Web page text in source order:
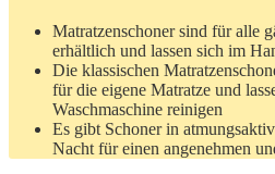
Matratzenschoner sind für alle
erhältlich und lassen sich im
Die klassischen
für die eigene Matratze und
Waschmaschine reinigen
Es gibt Schoner in
Nacht für einen angenehmen